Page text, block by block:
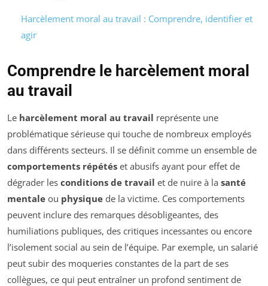
Harcèlement moral au travail : Comprendre, identifier et
agir
Comprendre le harcèlement moral
au travail
Le harcèlement moral au travail représente une
problématique sérieuse qui touche de nombreux employés
dans différents secteurs. Il se définit comme un ensemble de
comportements répétés et abusifs ayant pour effet de
dégrader les conditions de travail et de nuire à la santé
mentale ou physique de la victime. Ces comportements
peuvent inclure des remarques désobligeantes, des
humiliations publiques, des critiques incessantes ou encore
l’isolement social au sein de l’équipe. Par exemple, un salarié
peut subir des moqueries constantes de la part de ses
collègues, ce qui peut entraîner un profond sentiment de